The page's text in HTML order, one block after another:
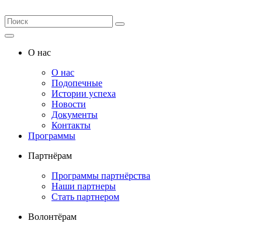
О нас
О нас
Подопечные
Истории успеха
Новости
Документы
Контакты
Программы
Партнёрам
Программы партнёрства
Наши партнеры
Стать партнером
Волонтёрам